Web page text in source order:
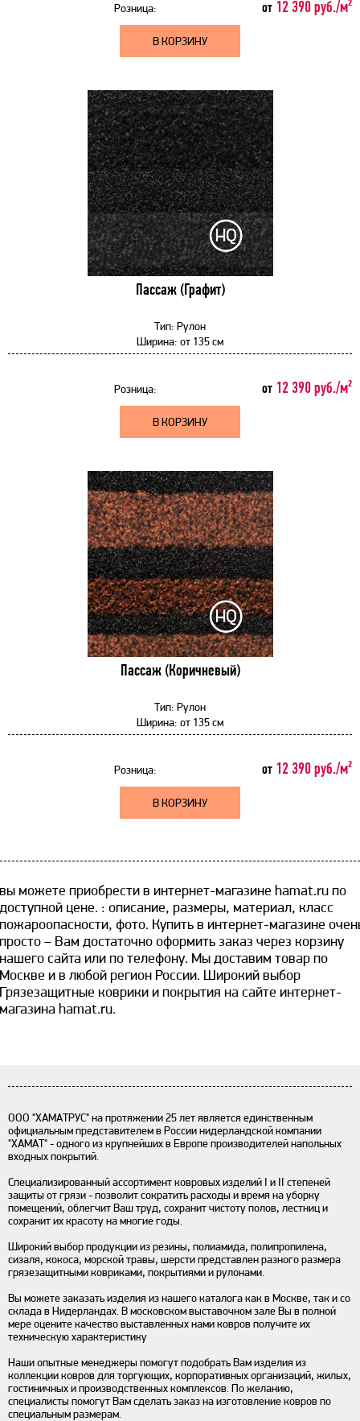
Розница: от 12 390 руб./м²
В КОРЗИНУ
Пассаж (Графит)
Тип: Рулон
Ширина: от 135 см
Розница: от 12 390 руб./м²
В КОРЗИНУ
Пассаж (Коричневый)
Тип: Рулон
Ширина: от 135 см
Розница: от 12 390 руб./м²
В КОРЗИНУ
вы можете приобрести в интернет-магазине hamat.ru по
доступной цене. ​: описание, размеры, материал, класс
пожароопасности, фото. Купить в интернет-магазине
просто – Вам достаточно оформить заказ через корзину
нашего сайта или по телефону. Мы доставим товар по
Москве и в любой регион России. Широкий выбор
Грязезащитные коврики и покрытия на сайте интернет-
магазина hamat.ru.
ООО "ХАМАТРУС" на протяжении 25 лет является единственным
официальным представителем в России нидерландской компании
"ХАМАТ" - одного из крупнейших в Европе производителей напольных
входных покрытий.
Специализированный ассортимент ковровых изделий I и II степеней
защиты от грязи - позволит сократить расходы и время на уборку
помещений, облегчит Ваш труд, сохранит чистоту полов, лестниц и
сохранит их красоту на многие годы.
Широкий выбор продукции из резины, полиамида, полипропилена,
сизаля, кокоса, морской травы, шерсти представлен разного размера
грязезащитными ковриками, покрытиями и рулонами.
Вы можете заказать изделия из нашего каталога как в Москве, так и со
склада в Нидерландах. В московском выставочном зале Вы в полной
мере оцените качество выставленных нами ковров получите их
техническую характеристику
Наши опытные менеджеры помогут подобрать Вам изделия из
коллекции ковров для торгующих, корпоративных организаций, жилых,
гостиничных и производственных комплексов. По желанию,
специалисты помогут Вам сделать заказ на изготовление ковров по
специальным размерам.